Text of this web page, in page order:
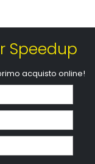
Speedup
acquisto online!